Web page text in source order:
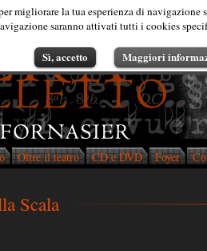
migliorare la tua esperienza di navigazione
saranno attivati tutti i cookies
Sì, accetto Maggiori
Oltre il teatro CD e DVD Foyer
Scala